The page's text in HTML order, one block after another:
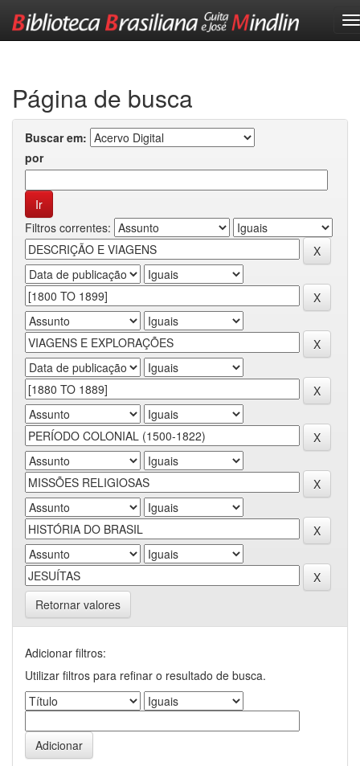
Página de busca
Buscar em:
por
Filtros correntes:
Retornar valores
Adicionar filtros:
Utilizar filtros para refinar o resultado de busca.